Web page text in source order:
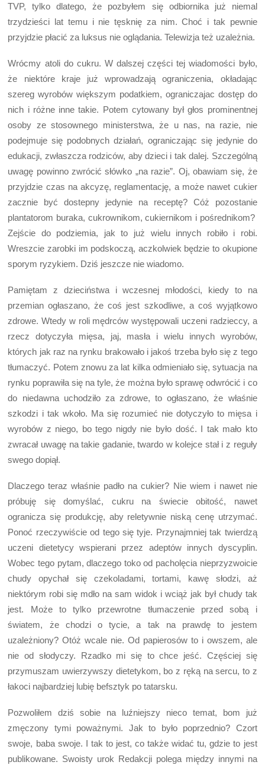
TVP, tylko dlatego, że pozbyłem się odbiornika już niemal
trzydzieści lat temu i nie tęsknię za nim. Choć i tak pewnie
przyjdzie płacić za luksus nie oglądania. Telewizja też uzależnia.
Wrócmy atoli do cukru. W dalszej części tej wiadomości było,
że niektóre kraje już wprowadzają ograniczenia, okładając
szereg wyrobów większym podatkiem, ograniczajac dostęp do
nich i różne inne takie. Potem cytowany był głos prominentnej
osoby ze stosownego ministerstwa, że u nas, na razie, nie
podejmuje się podobnych działań, ograniczając się jedynie do
edukacji, zwłaszcza rodziców, aby dzieci i tak dalej. Szczególną
uwagę powinno zwrócić słówko „na razie”. Oj, obawiam się, że
przyjdzie czas na akcyzę, reglamentację, a może nawet cukier
zacznie być dostepny jedynie na receptę? Cóż pozostanie
plantatorom buraka, cukrownikom, cukiernikom i pośrednikom?
Zejście do podziemia, jak to już wielu innych robiło i robi.
Wreszcie zarobki im podskoczą, aczkolwiek będzie to okupione
sporym ryzykiem. Dziś jeszcze nie wiadomo.
Pamiętam z dzieciństwa i wczesnej młodości, kiedy to na
przemian ogłaszano, że coś jest szkodliwe, a coś wyjątkowo
zdrowe. Wtedy w roli mędrców występowali uczeni radzieccy, a
rzecz dotyczyła mięsa, jaj, masła i wielu innych wyrobów,
których jak raz na rynku brakowało i jakoś trzeba było się z tego
tłumaczyć. Potem znowu za lat kilka odmieniało się, sytuacja na
rynku poprawiła się na tyle, że można było sprawę odwrócić i co
do niedawna uchodziło za zdrowe, to ogłaszano, że właśnie
szkodzi i tak wkoło. Ma się rozumieć nie dotyczyło to mięsa i
wyrobów z niego, bo tego nigdy nie było dość. I tak mało kto
zwracał uwagę na takie gadanie, twardo w kolejce stał i z reguły
swego dopiął.
Dlaczego teraz właśnie padło na cukier? Nie wiem i nawet nie
próbuję się domyślać, cukru na świecie obitość, nawet
ogranicza się produkcję, aby reletywnie niską cenę utrzymać.
Ponoć rzeczywiście od tego się tyje. Przynajmniej tak twierdzą
uczeni dietetycy wspierani przez adeptów innych dyscyplin.
Wobec tego pytam, dlaczego toko od pacholęcia nieprzyzwoicie
chudy opychał się czekoladami, tortami, kawę słodzi, aż
niektórym robi się mdło na sam widok i wciąż jak był chudy tak
jest. Może to tylko przewrotne tłumaczenie przed sobą i
światem, że chodzi o tycie, a tak na prawdę to jestem
uzależniony? Otóż wcale nie. Od papierosów to i owszem, ale
nie od słodyczy. Rzadko mi się to chce jeść. Częściej się
przymuszam uwierzywszy dietetykom, bo z ręką na sercu, to z
łakoci najbardziej lubię befsztyk po tatarsku.
Pozwoliłem dziś sobie na luźniejszy nieco temat, bom już
zmęczony tymi poważnymi. Jak to było poprzednio? Czort
swoje, baba swoje. I tak to jest, co także widać tu, gdzie to jest
publikowane. Swoisty urok Redakcji polega między innymi na